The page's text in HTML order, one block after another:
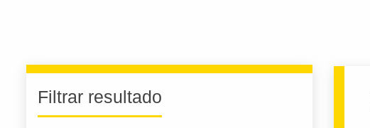
Filtrar resultado